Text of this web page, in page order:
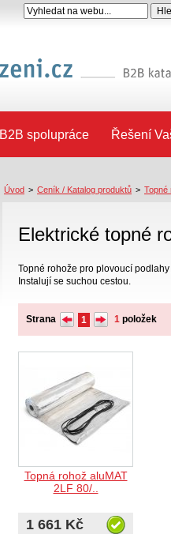
B2B spolupráce Řešení
Úvod > Ceník / Katalog produktů > Topné
Elektrické topné
Topné rohože pro plovoucí
Instalují se suchou cestou.
Strana 1 1 položek
Topná rohož aluMAT
2LF 80/..
1 661 Kč